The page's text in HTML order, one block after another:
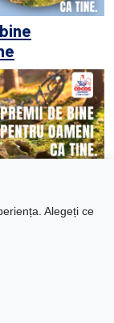
∣
Alegeți ce